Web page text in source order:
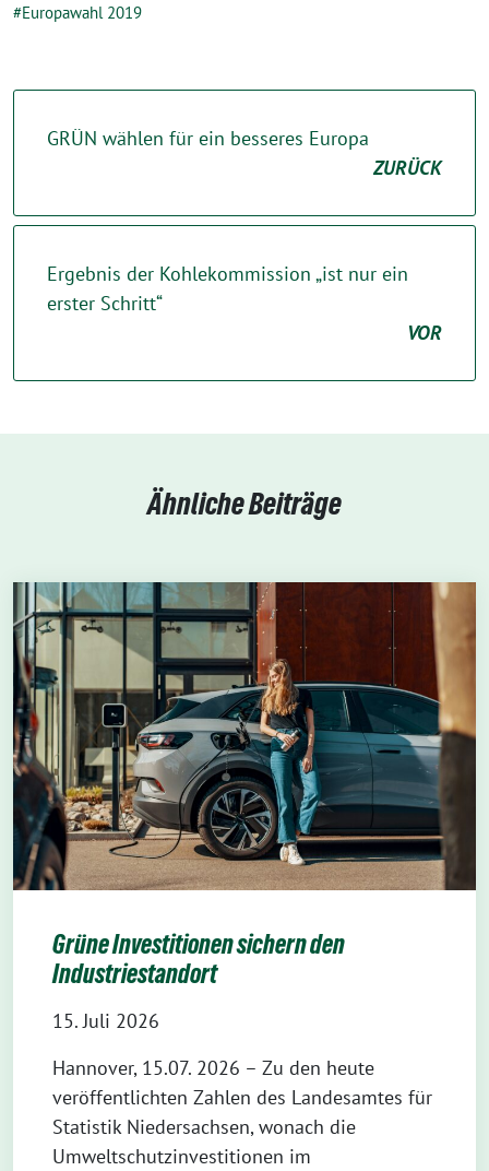
Europawahl 2019
GRÜN wählen für ein besseres Europa
ZURÜCK
Ergebnis der Kohlekommission „ist nur ein
erster Schritt“
VOR
Ähnliche Beiträge
Grüne Investitionen sichern den
Industriestandort
15. Juli 2026
Hannover, 15.07. 2026 – Zu den heute
veröffentlichten Zahlen des Landesamtes für
Statistik Niedersachsen, wonach die
Umweltschutzinvestitionen im